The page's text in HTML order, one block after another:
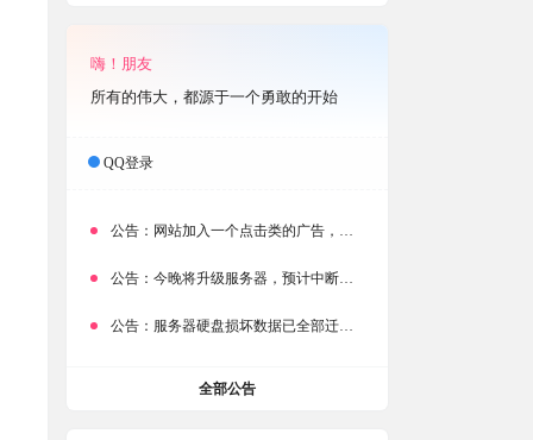
嗨！朋友
所有的伟大，都源于一个勇敢的开始
QQ登录
公告： 网站加入一个点击类的广告，大家点击下载按钮需要注意
公告： 今晚将升级服务器，预计中断时常为1分钟
公告： 服务器硬盘损坏数据已全部迁移备份，网站恢复完成！
全部公告